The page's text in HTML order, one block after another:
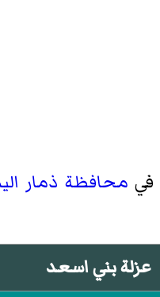
في محافظة ذمار
عزلة بني اسعد